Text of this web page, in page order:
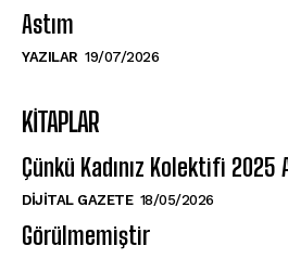
Astım
YAZILAR 19/07/2026
KITAPLAR
Çünkü Kadınız Kolektifi 2025
DIJITAL GAZETE 18/05/2026
Görülmemiştir